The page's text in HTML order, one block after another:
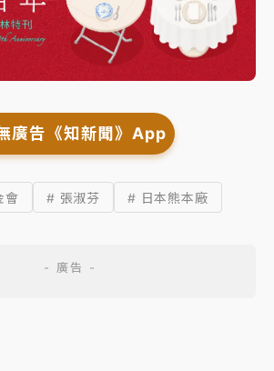
廣告《知新聞》App
會 # 張淑芬 # 日本熊本廠